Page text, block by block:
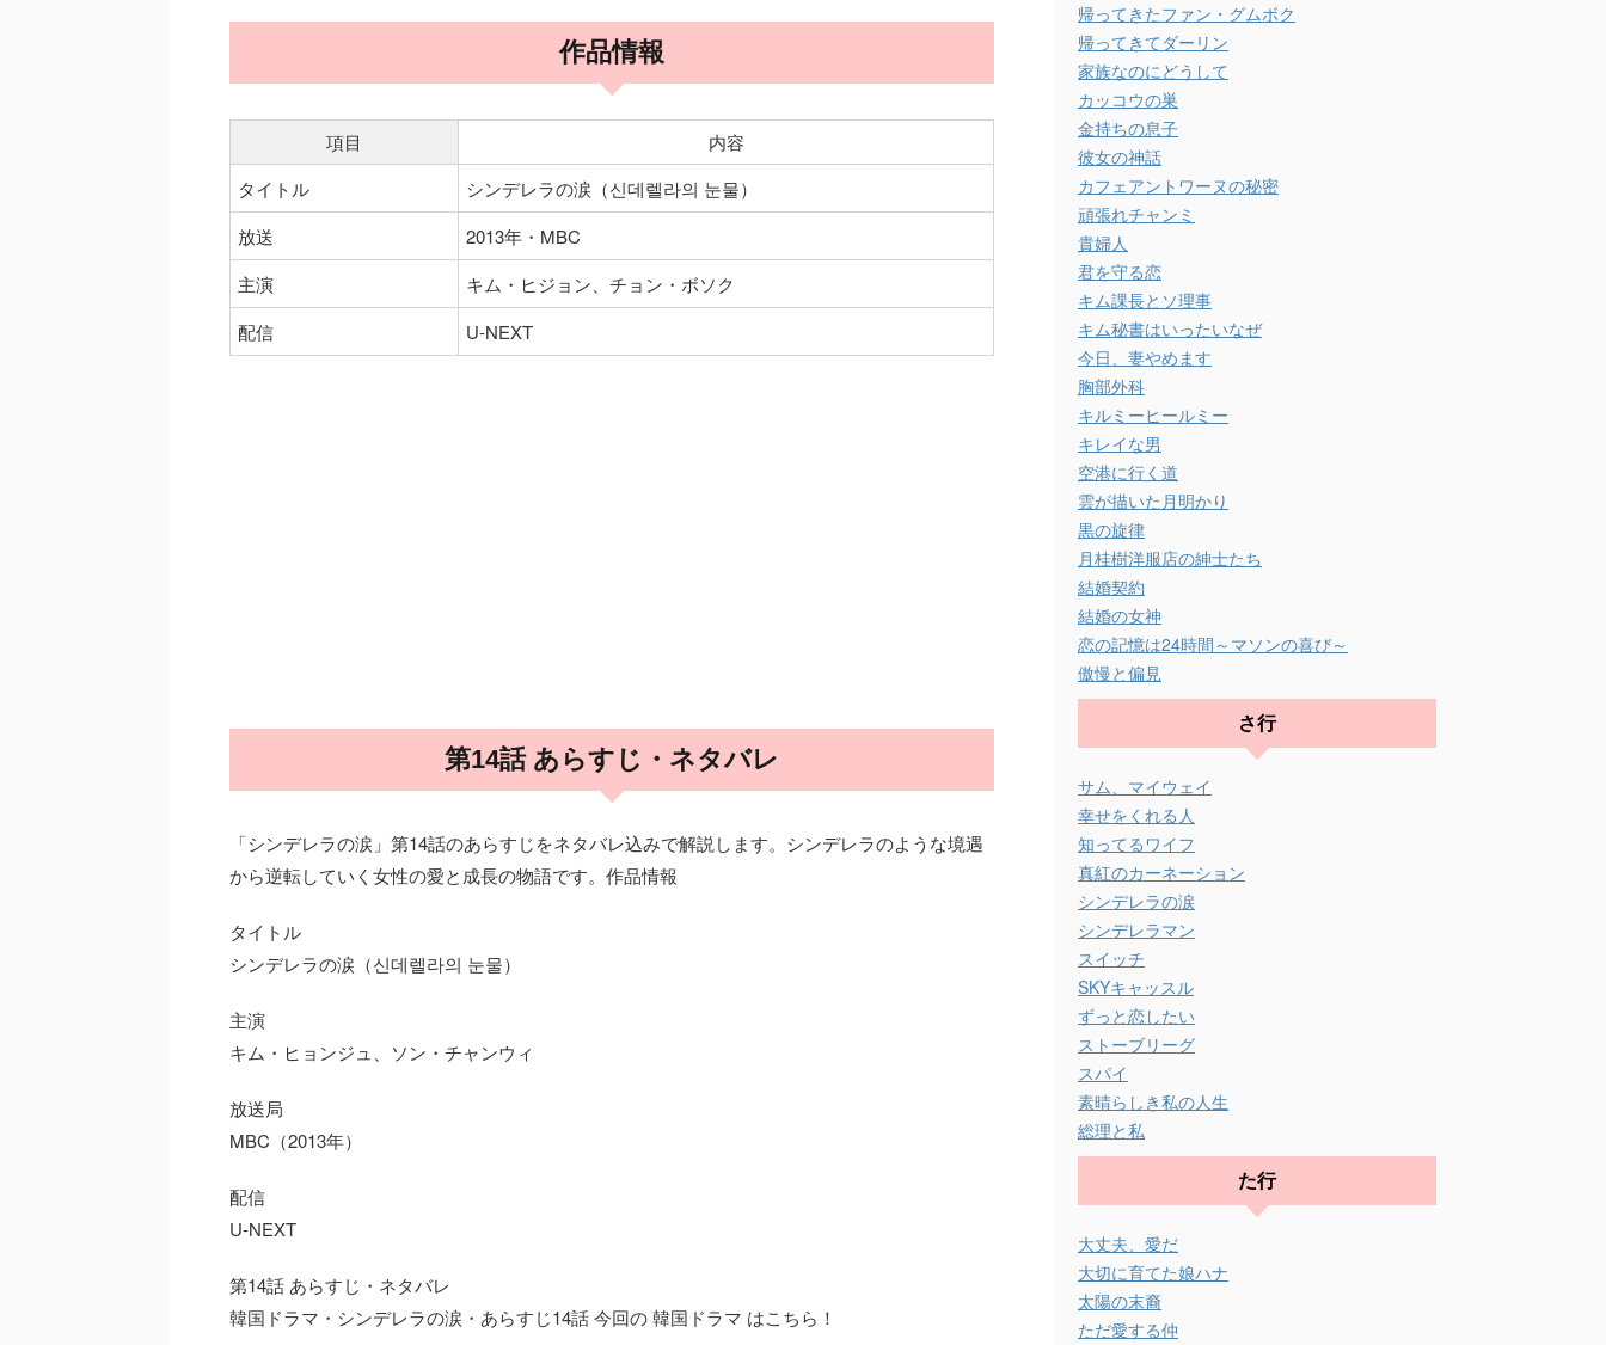
作品情報
項目
内容
タイトル
シンデレラの涙（신데렐라의 눈물）
放送
2013年・MBC
主演
キム・ヒジョン、チョン・ボソク
配信
U-NEXT
第14話 あらすじ・ネタバレ
「シンデレラの涙」第14話のあらすじをネタバレ込みで解説します。シンデレラのような境遇
から逆転していく女性の愛と成長の物語です。作品情報
タイトル
シンデレラの涙（신데렐라의 눈물）
主演
キム・ヒョンジュ、ソン・チャンウィ
放送局
MBC（2013年）
配信
U-NEXT
第14話 あらすじ・ネタバレ
韓国ドラマ・シンデレラの涙・あらすじ14話 今回の 韓国ドラマ はこちら！
帰ってきたファン・グムボク
帰ってきてダーリン
家族なのにどうして
カッコウの巣
金持ちの息子
彼女の神話
カフェアントワーヌの秘密
頑張れチャンミ
貴婦人
君を守る恋
キム課長とソ理事
キム秘書はいったいなぜ
今日、妻やめます
胸部外科
キルミーヒールミー
キレイな男
空港に行く道
雲が描いた月明かり
黒の旋律
月桂樹洋服店の紳士たち
結婚契約
結婚の女神
恋の記憶は24時間～マソンの喜び～
傲慢と偏見
さ行
サム、マイウェイ
幸せをくれる人
知ってるワイフ
真紅のカーネーション
シンデレラの涙
シンデレラマン
スイッチ
SKYキャッスル
ずっと恋したい
ストーブリーグ
スパイ
素晴らしき私の人生
総理と私
た行
大丈夫、愛だ
大切に育てた娘ハナ
太陽の末裔
ただ愛する仲